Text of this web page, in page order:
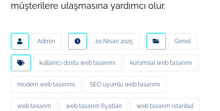
müşterilere ulaşmasına yardımcı olur.
Admin 20 Nisan 2025 Genel
kullanıcı dostu web tasarımı kurumsal web tasarımı
modern web tasarımı SEO uyumlu web tasarımı
web tasarım web tasarım fiyatları web tasarım istanbul